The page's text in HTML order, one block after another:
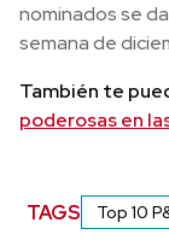
nominados se
semana de
También te
poderosas en
TAGS Top 10